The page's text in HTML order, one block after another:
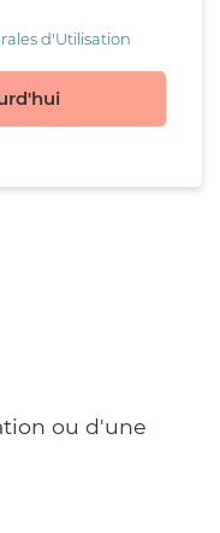
d'Utilisation
ou d'une